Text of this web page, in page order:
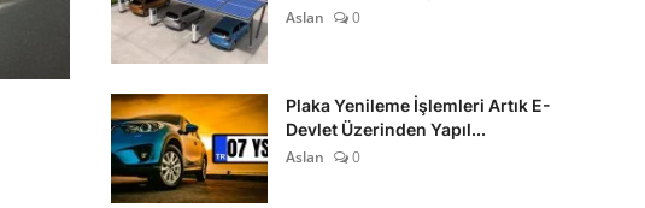
Aslan
0
Plaka Yenileme İşlemleri Artık E-
Devlet Üzerinden Yapıl...
Aslan
0